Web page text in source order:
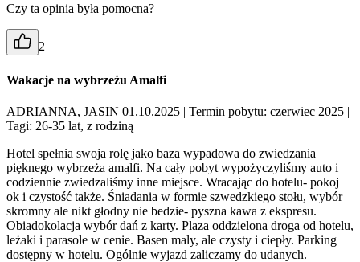
Czy ta opinia była pomocna?
2
Wakacje na wybrzeżu Amalfi
ADRIANNA, JASIN 01.10.2025 | Termin pobytu: czerwiec 2025 |
Tagi: 26-35 lat, z rodziną
Hotel spełnia swoja rolę jako baza wypadowa do zwiedzania
pięknego wybrzeża amalfi. Na cały pobyt wypożyczyliśmy auto i
codziennie zwiedzaliśmy inne miejsce. Wracając do hotelu- pokoj
ok i czystość także. Śniadania w formie szwedzkiego stołu, wybór
skromny ale nikt głodny nie bedzie- pyszna kawa z ekspresu.
Obiadokolacja wybór dań z karty. Plaza oddzielona droga od hotelu,
leżaki i parasole w cenie. Basen maly, ale czysty i ciepły. Parking
dostępny w hotelu. Ogólnie wyjazd zaliczamy do udanych.